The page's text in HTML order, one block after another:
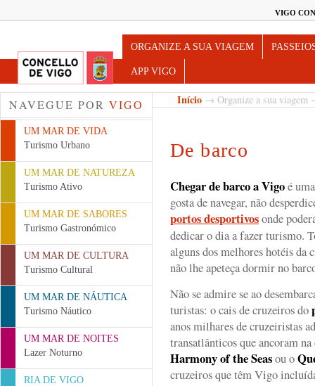
VIGO
Turismo de Vigo
ORGANIZE A SUA VIAGEM
APP VIGO
NAVEGUE POR VIGO
UM MAR DE VIDA
Turismo Urbano
UM MAR DE NATUREZA
Turismo Ativo
UM MAR DE SABORES
Turismo Gastronómico
UM MAR DE CULTURA
Turismo Cultural
UM MAR DE NÁUTICA
Turismo Náutico
UM MAR DE NOITES
Lazer Noturno
RIA DE VIGO
Início → Organize a sua viagem
De barco
Chegar de barco a Vigoé
gosta de navegar, não
portos desportivosonde
dedicar o dia a fazer turismo.
alguns dos melhores hotéis da
não lhe apeteça dormir no
Não se admire se ao
turistas: o cais de cruzeiros do
anos milhares de cruzeiristas
transatlânticos que ancoram
Harmony of the Seasou o
cruzeiros que têm Vigo